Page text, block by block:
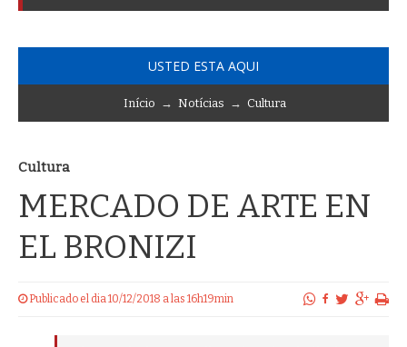
USTED ESTA AQUI
Início → Notícias → Cultura
Cultura
MERCADO DE ARTE EN
EL BRONIZI
Publicado el dia 10/12/2018 a las 16h19min